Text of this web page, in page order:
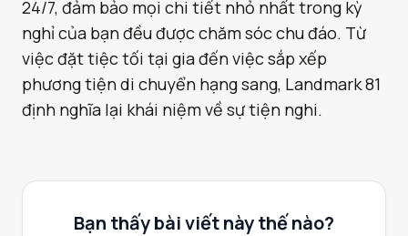
24/7, đảm bảo mọi chi tiết nhỏ nhất trong kỳ
nghỉ của bạn đều được chăm sóc chu đáo. Từ
việc đặt tiệc tối tại gia đến việc sắp xếp
phương tiện di chuyển hạng sang, Landmark 81
định nghĩa lại khái niệm về sự tiện nghi.
Bạn thấy bài viết này thế nào?